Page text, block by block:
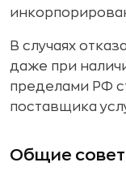
В случаях
даже при
пределами РФ
поставщика
Общие